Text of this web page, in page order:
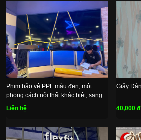
Phim bảo vệ PPF màu đen, một
phong cách nội thất khác biệt, sang
trọng và đầy bí ẩn
Liên hệ 40,000 đ